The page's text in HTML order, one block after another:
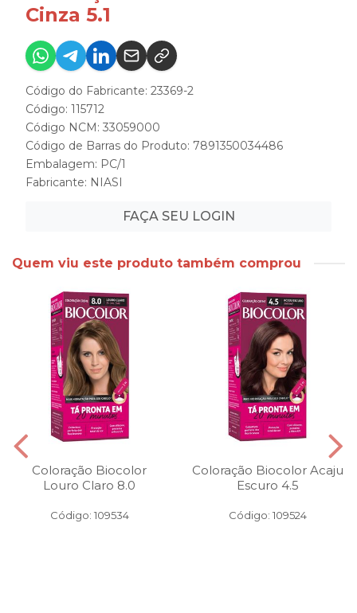
Cinza 5.1
Código do Fabricante: 23369-2
Código: 115712
Código NCM: 33059000
Código de Barras do Produto: 7891350034486
Embalagem: PC/1
Fabricante: NIASI
FAÇA SEU LOGIN
Quem viu este produto também comprou
Coloração Biocolor
Louro Claro 8.0
Código: 109534
Coloração Biocolor Acaju
Escuro 4.5
Código: 109524